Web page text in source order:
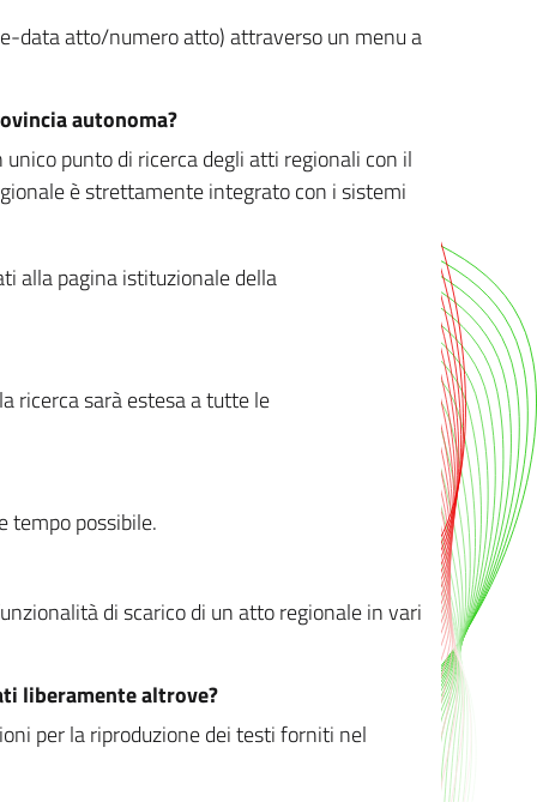
data atto/numero atto) attraverso un menu a
autonoma?
punto di ricerca degli atti regionali con il
è strettamente integrato con i sistemi
alla pagina istituzionale della
ricerca sarà estesa a tutte le
tempo possibile.
di scarico di un atto regionale in vari
liberamente altrove?
per la riproduzione dei testi forniti nel